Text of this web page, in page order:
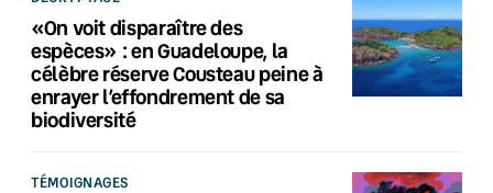
«On voit disparaître des
espèces» : en Guadeloupe, la
célèbre réserve Cousteau peine à
enrayer l’effondrement de sa
biodiversité
TÉMOIGNAGES